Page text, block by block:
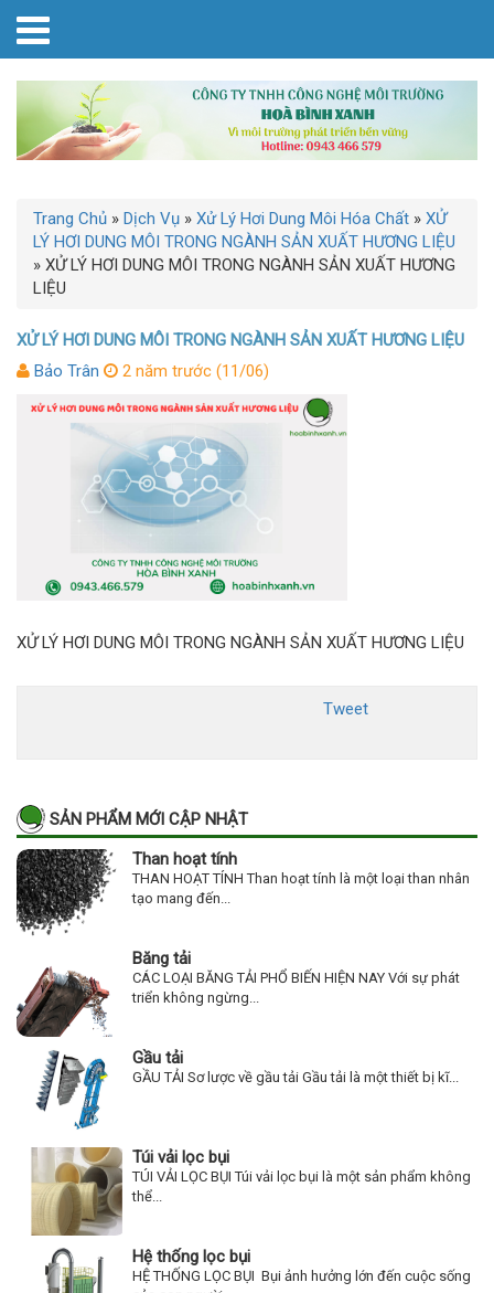
Trang Chủ » Dịch Vụ » Xử Lý Hơi Dung Môi Hóa Chất » XỬ
LÝ HƠI DUNG MÔI TRONG NGÀNH SẢN XUẤT HƯƠNG LIỆU
» XỬ LÝ HƠI DUNG MÔI TRONG NGÀNH SẢN XUẤT HƯƠNG
LIỆU
XỬ LÝ HƠI DUNG MÔI TRONG NGÀNH SẢN XUẤT HƯƠNG LIỆU
Bảo Trân
2 năm trước (11/06)
XỬ LÝ HƠI DUNG MÔI TRONG NGÀNH SẢN XUẤT HƯƠNG LIỆU
Tweet
SẢN PHẨM MỚI CẬP NHẬT
Than hoạt tính
THAN HOẠT TÍNH Than hoạt tính là một loại than nhân
tạo mang đến...
Băng tải
CÁC LOẠI BĂNG TẢI PHỔ BIẾN HIỆN NAY Với sự phát
triển không ngừng...
Gầu tải
GẦU TẢI Sơ lược về gầu tải Gầu tải là một thiết bị kĩ...
Túi vải lọc bụi
TÚI VẢI LỌC BỤI Túi vải lọc bụi là một sản phẩm không
thể...
Hệ thống lọc bụi
HỆ THỐNG LỌC BỤI Bụi ảnh hưởng lớn đến cuộc sống